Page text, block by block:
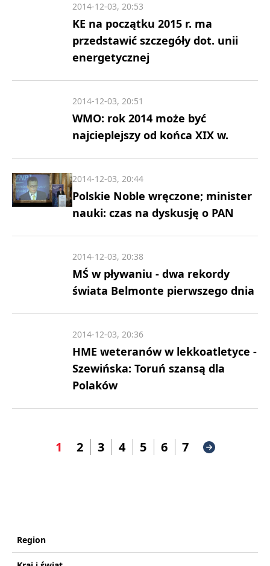
KE na początku 2015 r. ma
przedstawić szczegóły dot. unii
energetycznej
2014-12-03, 20:53
WMO: rok 2014 może być
najcieplejszy od końca XIX w.
2014-12-03, 20:51
Polskie Noble wręczone; minister
nauki: czas na dyskusję o PAN
2014-12-03, 20:44
MŚ w pływaniu - dwa rekordy
świata Belmonte pierwszego dnia
2014-12-03, 20:38
HME weteranów w lekkoatletyce -
Szewińska: Toruń szansą dla
Polaków
2014-12-03, 20:36
1 2 3 4 5 6 7
Region